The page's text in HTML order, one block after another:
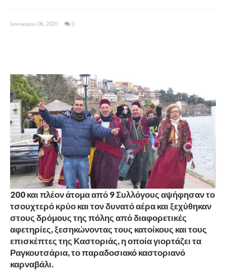
Ιανουαρίου 06, 2020 0
200 και πλέον άτομα από 9 Συλλόγους αψήφησαν το
τσουχτερό κρύο και τον δυνατό αέρα και ξεχύθηκαν
στους δρόμους της πόλης από διαφορετικές
αφετηρίες, ξεσηκώνοντας τους κατοίκους και τους
επισκέπτες της Καστοριάς, η οποία γιορτάζει τα
Ραγκουτσάρια, το παραδοσιακό καστοριανό
καρναβάλι.